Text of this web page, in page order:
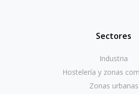
Sectores
Industria
Hostelería y zonas
Zonas urbanas